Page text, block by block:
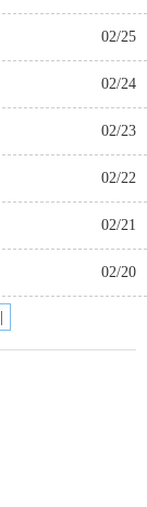
02/25
02/24
02/23
02/22
02/21
02/20